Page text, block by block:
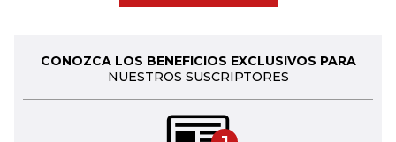
CONOZCA LOS BENEFICIOS EXCLUSIVOS PARA
NUESTROS SUSCRIPTORES